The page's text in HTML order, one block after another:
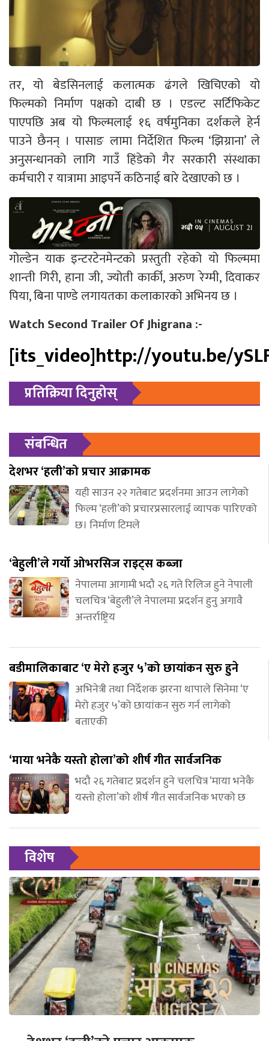
तर, यो बेडसिनलाई कलात्मक ढंगले खिचिएको यो
फिल्मको निर्माण पक्षको दाबी छ । एडल्ट सर्टिफिकेट
पाएपछि अब यो फिल्मलाई १६ वर्षमुनिका दर्शकले हेर्न
पाउने छैनन् । पासाङ लामा निर्देशित फिल्म ‘झिग्राना’ ले
अनुसन्धानको लागि गाउँ हिंडेको गैर सरकारी संस्थाका
कर्मचारी र यात्रामा आइपर्ने कठिनाई बारे देखाएको छ ।
गोल्डेन याक इन्टरटेनमेन्टको प्रस्तुती रहेको यो फिल्ममा
शान्ती गिरी, हाना जी, ज्योती कार्की, अरुण रेग्मी, दिवाकर
पिया, बिना पाण्डे लगायतका कलाकारको अभिनय छ ।
Watch Second Trailer Of Jhigrana :-
[its_video]http://youtu.be/
प्रतिक्रिया दिनुहोस्
संबन्धित
देशभर ‘हली’को प्रचार आक्रामक
यही साउन २२ गतेबाट प्रदर्शनमा आउन लागेको
फिल्म ‘हली’को प्रचारप्रसारलाई व्यापक पारिएको
छ। निर्माण टिमले
‘बेहुली’ले गर्यो ओभरसिज राइट्स कब्जा
नेपालमा आगामी भदौ २६ गते रिलिज हुने नेपाली
चलचित्र ‘बेहुली’ले नेपालमा प्रदर्शन हुनु अगावै
अन्तर्राष्ट्रिय
बडीमालिकाबाट ‘ए मेरो हजुर ५’को छायांकन सुरु हुने
अभिनेत्री तथा निर्देशक झरना थापाले सिनेमा ‘ए
मेरो हजुर ५’को छायांकन सुरु गर्न लागेको
बताएकी
‘माया भनेकै यस्तो होला’को शीर्ष गीत सार्वजनिक
भदौ २६ गतेबाट प्रदर्शन हुने चलचित्र ‘माया भनेकै
यस्तो होला’को शीर्ष गीत सार्वजनिक भएको छ
विशेष